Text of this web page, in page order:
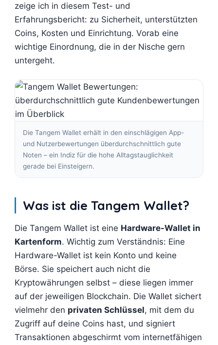
zeige ich in diesem Test- und
Erfahrungsbericht: zu Sicherheit, unterstützten
Coins, Kosten und Einrichtung. Vorab eine
wichtige Einordnung, die in der Nische gern
untergeht.
Die Tangem Wallet erhält in den einschlägigen App-
und Nutzerbewertungen überdurchschnittlich gute
Noten – ein Indiz für die hohe Alltagstauglichkeit
gerade bei Einsteigern.
Was ist die Tangem Wallet?
Die Tangem Wallet ist eine Hardware-Wallet in
Kartenform. Wichtig zum Verständnis: Eine
Hardware-Wallet ist kein Konto und keine
Börse. Sie speichert auch nicht die
Kryptowährungen selbst – diese liegen immer
auf der jeweiligen Blockchain. Die Wallet sichert
vielmehr den privaten Schlüssel, mit dem du
Zugriff auf deine Coins hast, und signiert
Transaktionen abgeschirmt vom internetfähigen